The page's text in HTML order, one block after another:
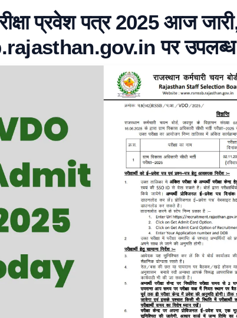
प्रवेश पत्र 2025 आज
पर